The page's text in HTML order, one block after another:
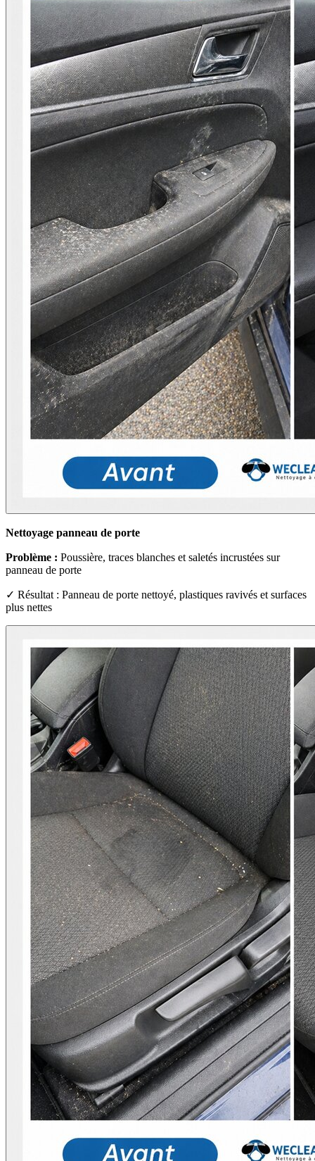
Nettoyage panneau de porte
Problème : Poussière, traces blanches et saletés incrustées sur
panneau de porte
✓ Résultat : Panneau de porte nettoyé, plastiques ravivés et surfaces
plus nettes